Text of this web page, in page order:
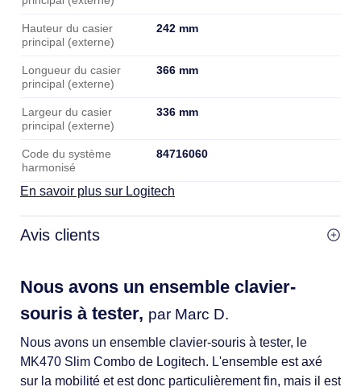
Hauteur du casier
principal (externe)
242 mm
Longueur du casier
principal (externe)
366 mm
Largeur du casier
principal (externe)
336 mm
Code du système
harmonisé
84716060
En savoir plus sur Logitech
Avis clients
Nous avons un ensemble clavier-
souris à tester, par Marc D.
Nous avons un ensemble clavier-souris à tester, le
MK470 Slim Combo de Logitech. L'ensemble est axé
sur la mobilité et est donc particulièrement fin, mais il est